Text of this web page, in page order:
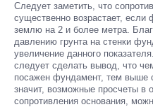
Следует заметить, что
существенно возрастает, если
землю на 2 и более метра.
давлению грунта на стенки
увеличение данного
следует сделать вывод, что
посажен фундамент, тем выше
значит, возможные просчеты в
сопротивления основания,